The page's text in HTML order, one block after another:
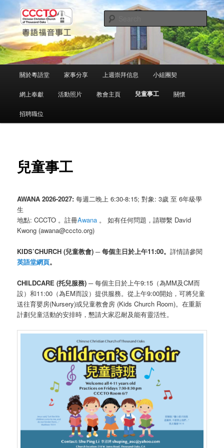
to
primary
content千橡城基督教會
中文粵語事工
關於粵語堂 家事分享 上週崇拜信息 小組團契
網上奉獻 活動照片 教會主頁 兒童事工 關懷
招聘職位
兒童事工
AWANA 2026-2027: 每週二晚上 6:30-8:15; 對象: 3歲 至 6年級學
生
地點: CCCTO 。註冊Awana 。 如有任何問題，請聯繫 David
Kwong (awana@cccto.org)
KIDS’CHURCH (兒童教會) ─ 每個主日於上午11:00。詳情請參閱
英語堂網頁。
CHILDCARE (托兒服務) ─每個主日於上午9:15（為MM及CM而
設）和11:00（為EM而設）提供服務。從上午9:00開始，可將兒童
送往育嬰房(Nursery)或兒童教會房 (Kids Church Room)。在重新
計劃兒童活動的安排時，懇請大家忍耐及能有靈活性。